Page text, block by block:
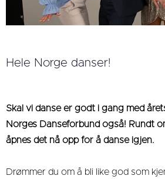
Hele Norge danser!
Skal vi danse er godt i gang med
Norges Danseforbund også! Rundt
åpnes det nå opp for å danse igjen.
Drømmer du om å bli like god som